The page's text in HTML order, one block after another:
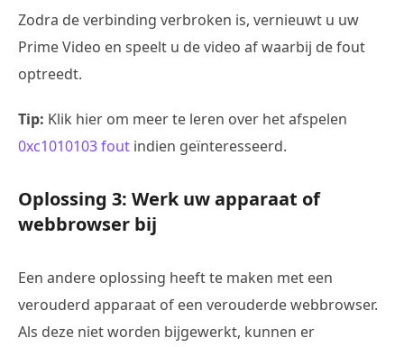
Zodra de verbinding verbroken is, vernieuwt u uw
Prime Video en speelt u de video af waarbij de fout
optreedt.
Tip: Klik hier om meer te leren over het afspelen
0xc1010103 fout indien geïnteresseerd.
Oplossing 3: Werk uw apparaat of
webbrowser bij
Een andere oplossing heeft te maken met een
verouderd apparaat of een verouderde webbrowser.
Als deze niet worden bijgewerkt, kunnen er